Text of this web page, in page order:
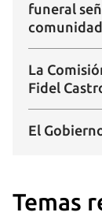
funeral
La
Fidel
El
Temas